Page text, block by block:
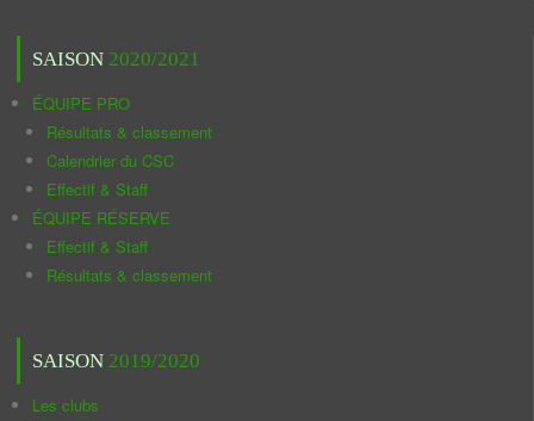
SAISON 2020/2021
ÉQUIPE PRO
Résultats & classement
Calendrier du CSC
Effectif & Staff
ÉQUIPE RÉSERVE
Effectif & Staff
Résultats & classement
SAISON 2019/2020
Les clubs